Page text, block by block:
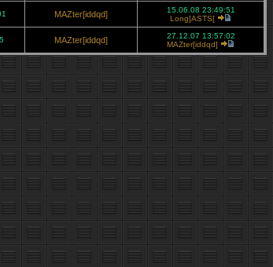
MAZter[iddqd]
15.06.08 23:49:51
Long]ASTS[
MAZter[iddqd]
27.12.07 13:57:02
MAZter[iddqd]